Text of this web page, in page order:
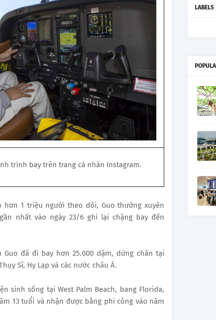
trình bay trên trang cá nhân Instagram.
hơn 1 triệu người theo dõi, Guo thường xuyên
nhất vào ngày 23/6 ghi lại chặng bay đến
đã đi bay hơn 25.000 dặm, dừng chân tại
Sĩ, Hy Lạp và các nước châu Á.
sinh sống tại West Palm Beach, bang Florida,
13 tuổi và nhận được bằng phi công vào năm
LABELS